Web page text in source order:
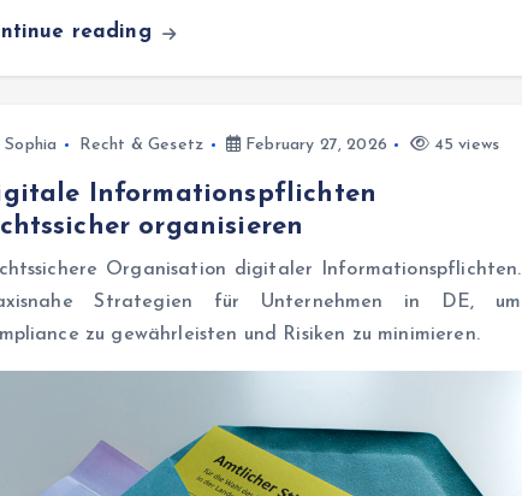
reading
Sophia Recht & Gesetz February 27, 2026 45 views
Informationspflichten
organisieren
Organisation digitaler Informationspflichten.
Strategien für Unternehmen in DE, um
zu gewährleisten und Risiken zu minimieren.